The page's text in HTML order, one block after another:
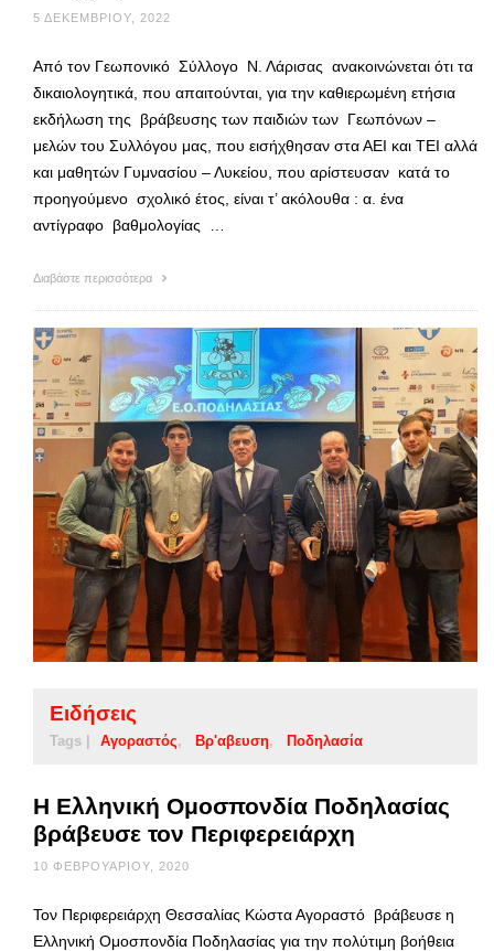
5 ΔΕΚΕΜΒΡΊΟΥ, 2022
Από τον Γεωπονικό Σύλλογο Ν. Λάρισας ανακοινώνεται ότι τα
δικαιολογητικά, που απαιτούνται, για την καθιερωμένη ετήσια
εκδήλωση της βράβευσης των παιδιών των Γεωπόνων –
μελών του Συλλόγου μας, που εισήχθησαν στα ΑΕΙ και ΤΕΙ αλλά
και μαθητών Γυμνασίου – Λυκείου, που αρίστευσαν κατά το
προηγούμενο σχολικό έτος, είναι τ’ ακόλουθα : α. ένα
αντίγραφο βαθμολογίας …
Διαβάστε περισσότερα
Ειδήσεις
Tags | Αγοραστός Βρ'αβευση Ποδηλασία
Η Ελληνική Ομοσπονδία Ποδηλασίας
βράβευσε τον Περιφερειάρχη
10 ΦΕΒΡΟΥΑΡΊΟΥ, 2020
Τον Περιφερειάρχη Θεσσαλίας Κώστα Αγοραστό βράβευσε η
Ελληνική Ομοσπονδία Ποδηλασίας για την πολύτιμη βοήθεια